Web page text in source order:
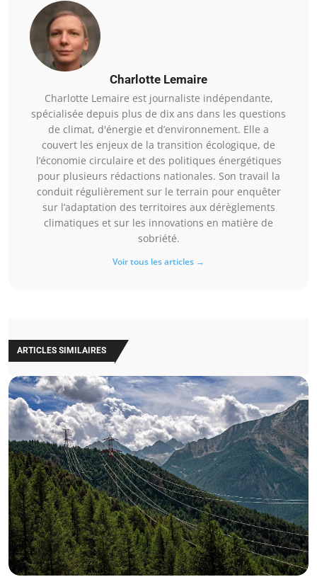
Charlotte Lemaire
Charlotte Lemaire est journaliste indépendante,
spécialisée depuis plus de dix ans dans les questions
de climat, d'énergie et d’environnement. Elle a
couvert les enjeux de la transition écologique, de
l’économie circulaire et des politiques énergétiques
pour plusieurs rédactions nationales. Son travail la
conduit régulièrement sur le terrain pour enquêter
sur l’adaptation des territoires aux dérèglements
climatiques et sur les innovations en matière de
sobriété.
Voir tous les articles →
ARTICLES SIMILAIRES